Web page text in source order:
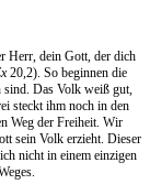
Herr, dein Gott, der dich
20,2). So beginnen die
sind. Das Volk weiß gut,
steckt ihm noch in den
Weg der Freiheit. Wir
sein Volk erzieht. Dieser
nicht in einem einzigen